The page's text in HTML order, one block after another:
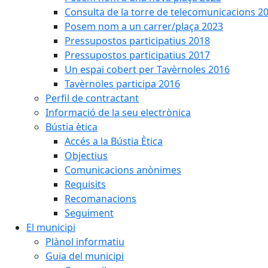
Consulta de la torre de telecomunicacions
Posem nom a un carrer/plaça 2023
Pressupostos participatius 2018
Pressupostos participatius 2017
Un espai cobert per Tavèrnoles 2016
Tavèrnoles participa 2016
Perfil de contractant
Informació de la seu electrònica
Bústia ètica
Accés a la Bústia Ètica
Objectius
Comunicacions anònimes
Requisits
Recomanacions
Seguiment
El municipi
Plànol informatiu
Guia del municipi